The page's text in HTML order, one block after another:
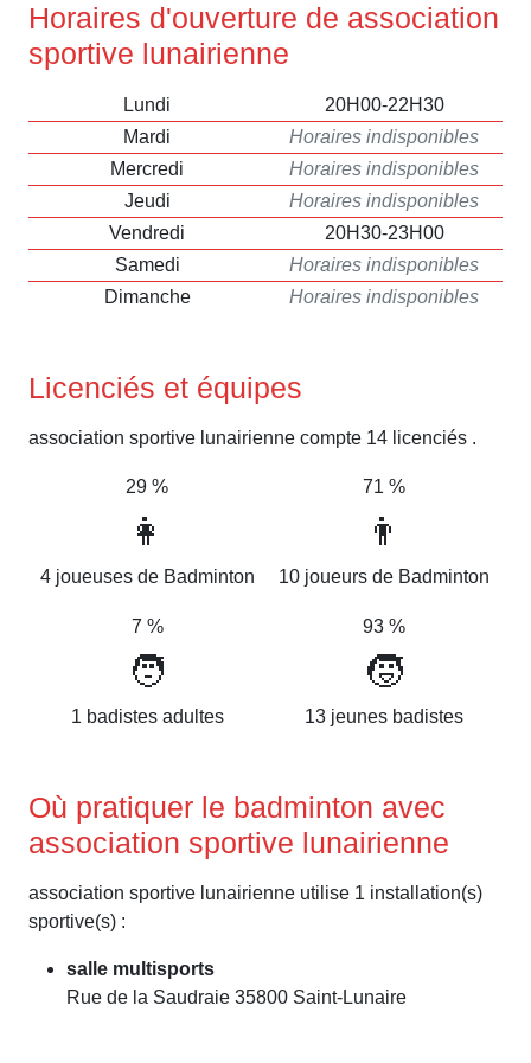
Horaires d'ouverture de association
sportive lunairienne
Lundi
20H00-22H30
Mardi
Horaires indisponibles
Mercredi
Horaires indisponibles
Jeudi
Horaires indisponibles
Vendredi
20H30-23H00
Samedi
Horaires indisponibles
Dimanche
Horaires indisponibles
Licenciés et équipes
association sportive lunairienne compte 14 licenciés .
29 % 71 %
👩 👨
4 joueuses de Badminton 10 joueurs de Badminton
7 % 93 %
🧑 🧒
1 badistes adultes 13 jeunes badistes
Où pratiquer le badminton avec
association sportive lunairienne
association sportive lunairienne utilise 1 installation(s)
sportive(s) :
salle multisports
Rue de la Saudraie 35800 Saint-Lunaire